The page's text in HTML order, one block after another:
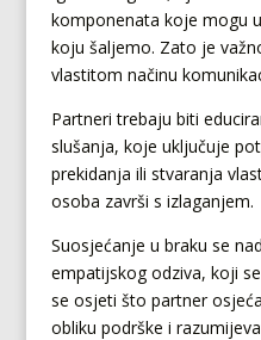
komponenata koje mogu
koju šaljemo. Zato je
vlastitom načinu
Partneri trebaju biti
slušanja, koje uključuje
prekidanja ili stvaranja
osoba završi s izlaganjem.
Suosjećanje u braku se
empatijskog odziva, koji
se osjeti što partner
obliku podrške i